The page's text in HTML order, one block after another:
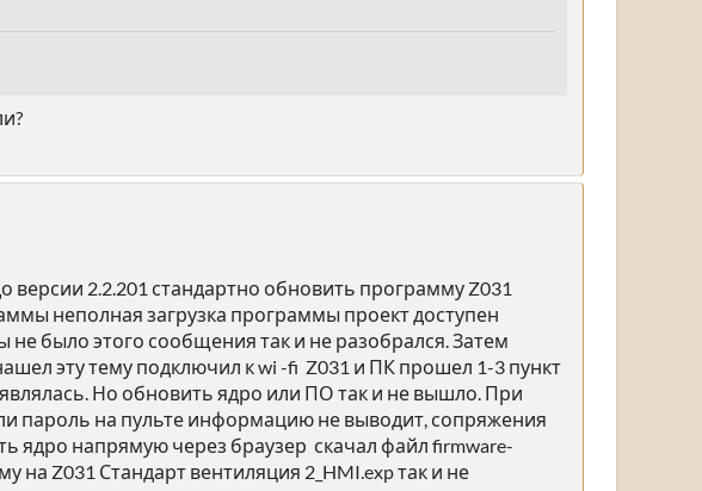
2.2.201 стандартно обновить программу Z031
неполная загрузка программы проект доступен
было этого сообщения так и не разобрался. Затем
эту тему подключил к wi -fi Z031 и ПК прошел 1-3 пункт
Но обновить ядро или ПО так и не вышло. При
пароль на пульте информацию не выводит, сопряжения
ядро напрямую через браузер скачал файл firmware-
на Z031 Стандарт вентиляция 2_HMI.exp так и не